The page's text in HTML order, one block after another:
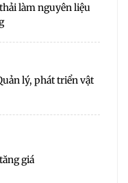
làm nguyên liệu
lý, phát triển vật
giá